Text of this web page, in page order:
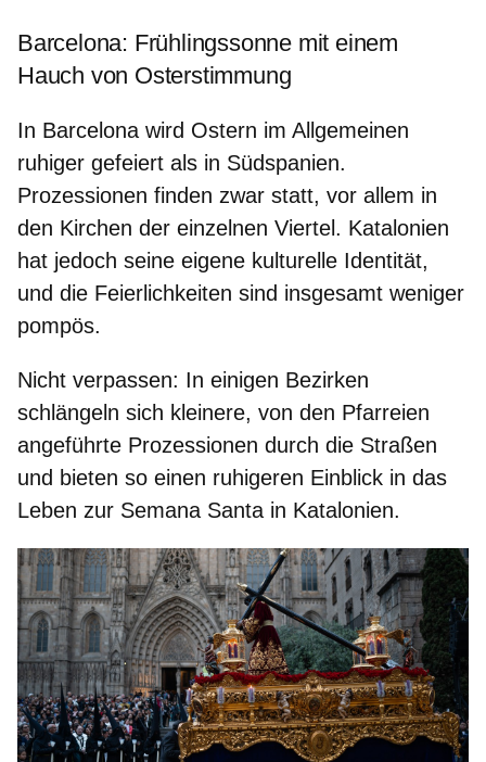
Barcelona: Frühlingssonne mit einem
Hauch von Osterstimmung
In Barcelona wird Ostern im Allgemeinen
ruhiger gefeiert als in Südspanien.
Prozessionen finden zwar statt, vor allem in
den Kirchen der einzelnen Viertel. Katalonien
hat jedoch seine eigene kulturelle Identität,
und die Feierlichkeiten sind insgesamt weniger
pompös.
Nicht verpassen: In einigen Bezirken
schlängeln sich kleinere, von den Pfarreien
angeführte Prozessionen durch die Straßen
und bieten so einen ruhigeren Einblick in das
Leben zur Semana Santa in Katalonien.